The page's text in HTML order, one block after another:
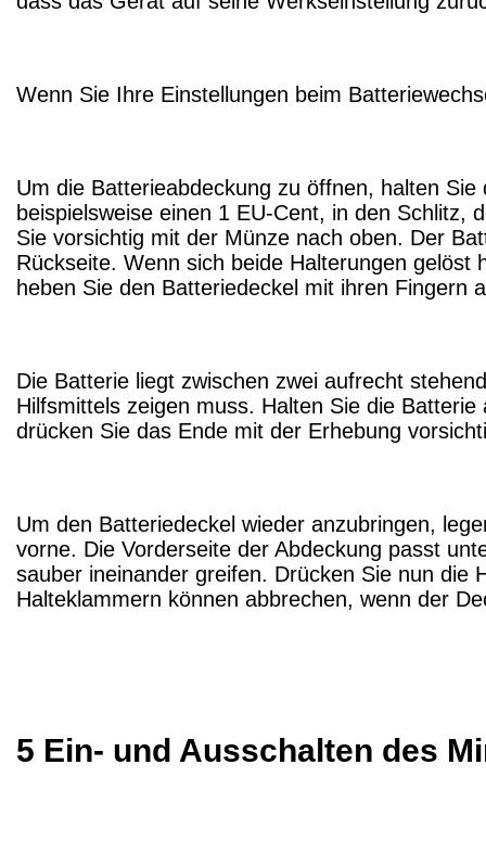
Wenn Sie Ihre Einstellungen beim
Um die Batterieabdeckung zu öffnen, halten
beispielsweise einen 1 EU-Cent, in den Schlitz,
Sie vorsichtig mit der Münze nach oben. Der
Rückseite. Wenn sich beide Halterungen
heben Sie den Batteriedeckel mit ihren Fingern
Die Batterie liegt zwischen zwei aufrecht
Hilfsmittels zeigen muss. Halten Sie die
drücken Sie das Ende mit der Erhebung
Um den Batteriedeckel wieder anzubringen,
vorne. Die Vorderseite der Abdeckung passt
sauber ineinander greifen. Drücken Sie nun die
Halteklammern können abbrechen, wenn der
5 Ein- und Ausschalten des